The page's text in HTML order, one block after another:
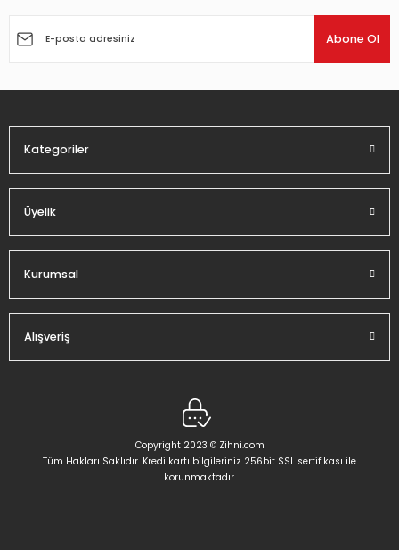
Ürün açıklamasında eksik bilgiler bulunuyor.
Abone Ol
Kategoriler
Üyelik
Kurumsal
Alışveriş
Copyright 2023 © Zihni.com
Tüm Hakları Saklıdır. Kredi kartı bilgileriniz 256bit SSL sertifikası ile
korunmaktadır.